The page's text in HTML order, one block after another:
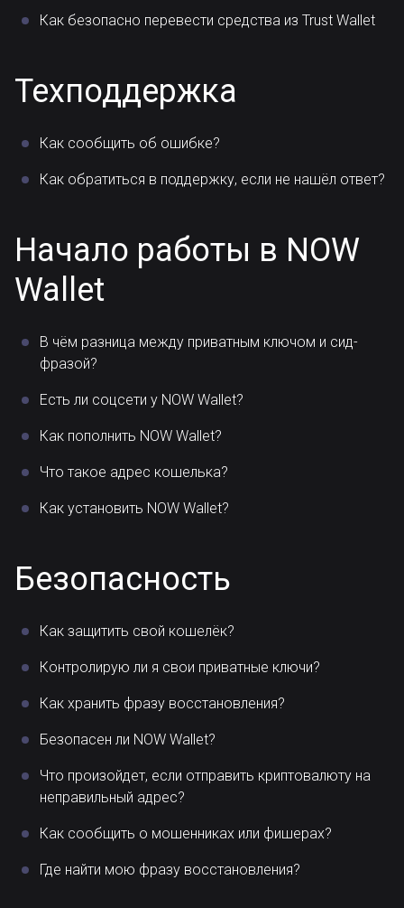
Как безопасно перевести средства из Trust Wallet
Техподдержка
Как сообщить об ошибке?
Как обратиться в поддержку, если не нашёл ответ?
Начало работы в NOW
Wallet
В чём разница между приватным ключом и сид-
фразой?
Есть ли соцсети у NOW Wallet?
Как пополнить NOW Wallet?
Что такое адрес кошелька?
Как установить NOW Wallet?
Безопасность
Как защитить свой кошелёк?
Контролирую ли я свои приватные ключи?
Как хранить фразу восстановления?
Безопасен ли NOW Wallet?
Что произойдет, если отправить криптовалюту на
неправильный адрес?
Как сообщить о мошенниках или фишерах?
Где найти мою фразу восстановления?